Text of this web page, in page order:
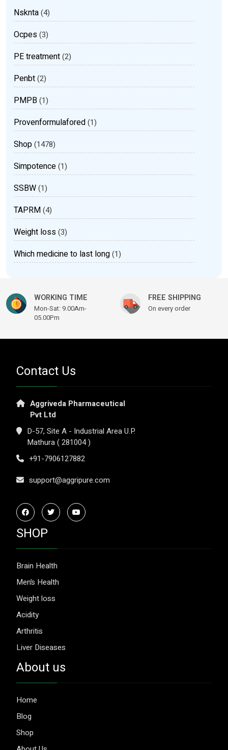
Nsknta(4)
Ocpes(3)
PE treatment(2)
Penbt(2)
PMPB(1)
Provenformulafored(1)
Shop(1478)
Simpotence(1)
SSBW(1)
TAPRM(4)
Weight loss(3)
Which medicine to last long(1)
WORKING TIME
Mon-Sat: 9.00Am-
05.00Pm
FREE SHIPPING
On every order
Contact Us
Aggriveda Pharmaceutical
Pvt Ltd
D-57, Site A - Industrial Area U.P.
Mathura ( 281004 )
+91-7906127882
support@aggripure.com
SHOP
Brain Health
Men’s Health
Weight loss
Acidity
Arthritis
Liver Diseases
About us
Home
Blog
Shop